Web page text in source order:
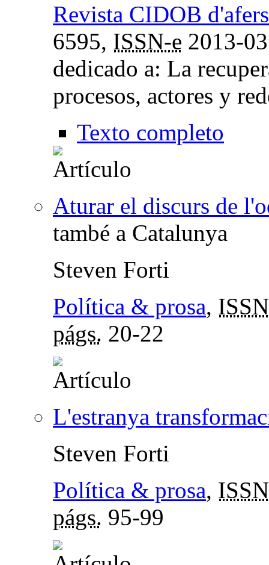
Revista CIDOB
6595, ISSN-e 2013-
dedicado a: La
procesos, actores y
Texto completo
Aturar el discurs de
també a Catalunya
Steven Forti
Política & prosa, ISSN
págs. 20-22
L'estranya
Steven Forti
Política & prosa, ISSN
págs. 95-99